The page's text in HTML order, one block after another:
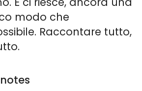
modo che
Raccontare tutto,